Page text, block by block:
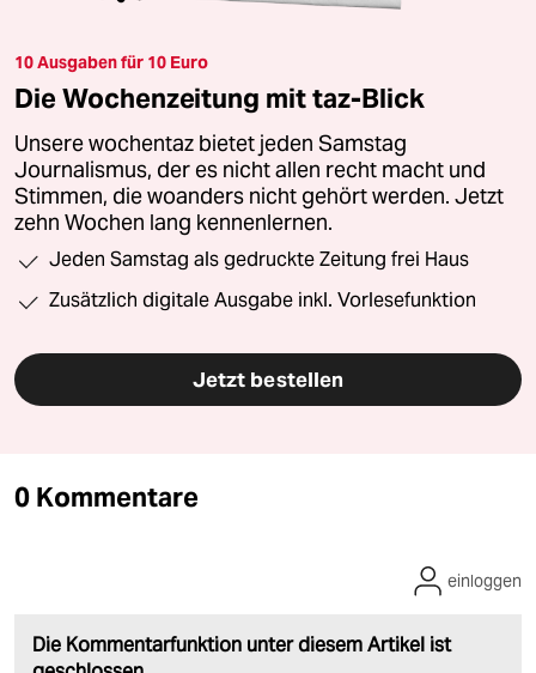
10 Ausgaben für 10 Euro
Die Wochenzeitung mit taz-Blick
Unsere wochentaz bietet jeden Samstag
Journalismus, der es nicht allen recht macht und
Stimmen, die woanders nicht gehört werden. Jetzt
zehn Wochen lang kennenlernen.
Jeden Samstag als gedruckte Zeitung frei Haus
Zusätzlich digitale Ausgabe inkl. Vorlesefunktion
Jetzt bestellen
0 Kommentare
Die Kommentarfunktion unter diesem Artikel ist
einloggen